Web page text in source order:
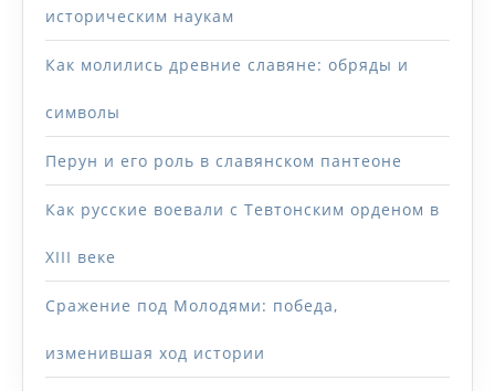
историческим наукам
Как молились древние славяне: обряды и
символы
Перун и его роль в славянском пантеоне
Как русские воевали с Тевтонским орденом в
XIII веке
Сражение под Молодями: победа,
изменившая ход истории